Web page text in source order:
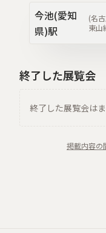
今池(愛知
県)駅
(名
東山
終了した展覧会
終了した展覧会は
掲載内容の